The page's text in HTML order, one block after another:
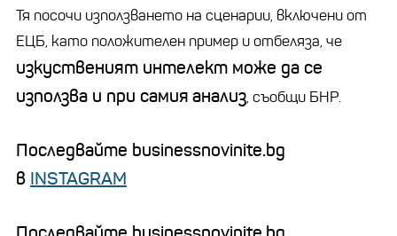
Тя посочи използването на сценарии, включени от
ЕЦБ, като положителен пример и отбеляза, че
изкуственият интелект може да се
използва и при самия анализ, съобщи БНР.
Последвайте businessnovinite.bg
в INSTAGRAM